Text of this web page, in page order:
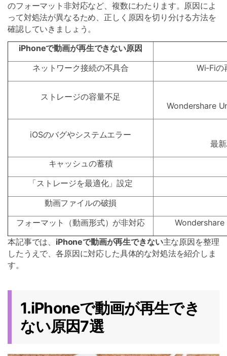
のフォーマット非対応など、複数にわたります。原因によ
って対処法が異なるため、正しく原因を切り分ける方法を
確認していきましょう。
iPhoneで動画が再生できない原因
ネットワーク接続の不具合
Wi-Fiの
ストレージの容量不足
Wondershare
iOSのバグやシステムエラー
最
キャッシュの蓄積
「ストレージを最適化」設定
動画ファイルの破損
フォーマット（動画形式）が非対応
本記事では、 iPhoneで動画が再生できない主な原因を整理
したうえで、各原因に対応した具体的な対処法を紹介しま
す。
1.iPhoneで動画が再生でき
ない原因7選